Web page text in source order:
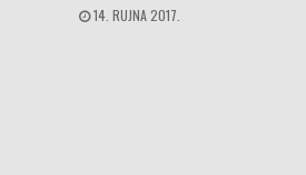
14. RUJNA 2017.